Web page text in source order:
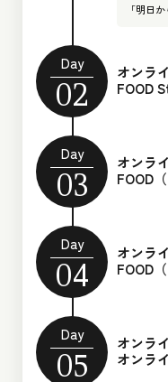
「明日
Day
02
オンラ
FOOD
Day
03
オンラ
FOOD
Day
04
オンラ
FOOD
Day
05
オンラ
オンラ